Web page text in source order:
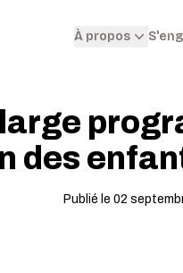
À propos
des
Publié le 02